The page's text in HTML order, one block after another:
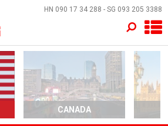
HN 090 17 34 288 - SG 093 205 3388
CANADA
×